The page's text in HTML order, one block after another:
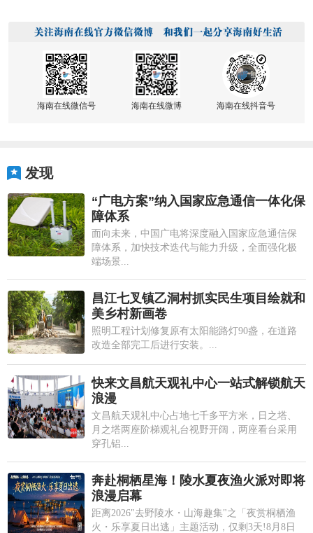
海南在线微信号 海南在线微博 海南在线抖音号
发现
“广电方案”纳入国家应急通信一体化保
障体系
面向未来，中国广电将深度融入国家应急通信保
障体系，加快技术迭代与能力升级，全面强化极
端场景...
昌江七叉镇乙洞村抓实民生项目绘就和
美乡村新画卷
照明工程计划修复原有太阳能路灯90盏，在道路
改造全部完工后进行安装。...
快来文昌航天观礼中心一站式解锁航天
浪漫
文昌航天观礼中心占地七千多平方米，日之塔、
月之塔两座阶梯观礼台视野开阔，两座看台采用
穿孔铝...
奔赴桐栖星海！陵水夏夜渔火派对即将
浪漫启幕
距离2026"去野陵水・山海趣集"之「夜赏桐栖渔
火・乐享夏日出逃」主题活动，仅剩3天!8月8日